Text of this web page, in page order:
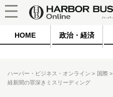
HOME 政治・経済
ハーバー・ビジネス・オンライン 国際
経新聞の罪深きミスリーディング